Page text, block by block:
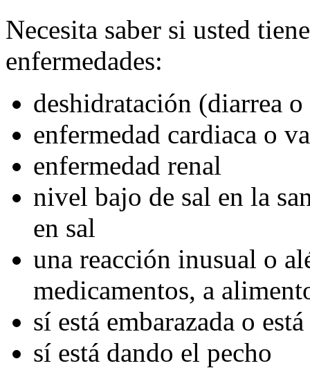
Necesita saber si usted
enfermedades:
deshidratación (diarrea
enfermedad cardiaca o
enfermedad renal
nivel bajo de sal en la
en sal
una reacción inusual o
medicamentos, a
sí está embarazada o
sí está dando el pecho